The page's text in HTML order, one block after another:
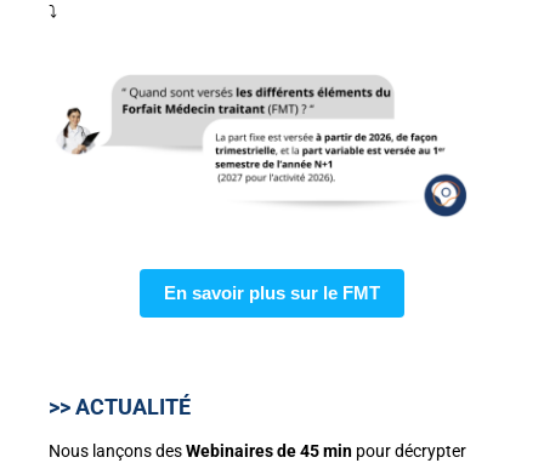
⤵️
En savoir plus sur le FMT
>> ACTUALITÉ
Nous lançons desWebinaires de 45 min pour décrypter